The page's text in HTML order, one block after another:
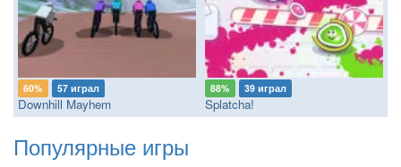
60% 57 играл
Downhill Mayhem
88% 39 играл
Splatcha!
Популярные игры